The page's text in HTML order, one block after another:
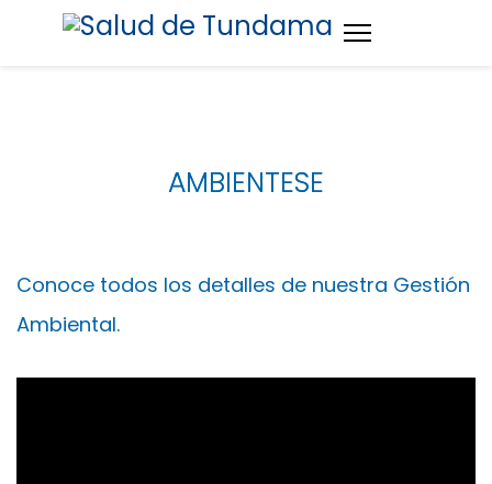
AMBIENTESE
Conoce todos los detalles de nuestra Gestión
Ambiental.